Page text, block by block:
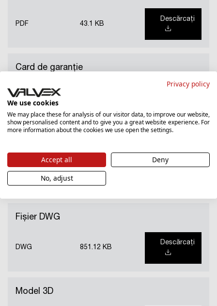
PDF 43.1 KB
Descărcați
Card de garanție
PDF
PDF 5005.82 KB
Descărcați
Fișier DWG
DWG 851.12 KB
Descărcați
Model 3D
Privacy policy
We use cookies
We may place these for analysis of our visitor data, to improve our website,
show personalised content and to give you a great website experience. For
more information about the cookies we use open the settings.
Accept all
Deny
No, adjust